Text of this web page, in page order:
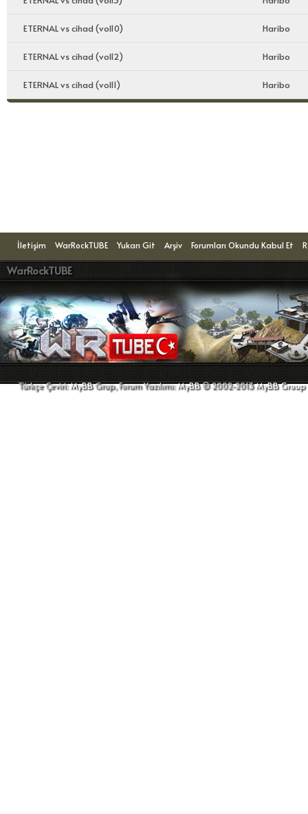
ETERNAL vs cihad (vol10) Haribo
ETERNAL vs cihad (vol12) Haribo
ETERNAL vs cihad (vol11) Haribo
İletişim WarRockTUBE Yukarı Git Arşiv Forumları Okundu Kabul Et
WarRockTUBE
Türkçe Çeviri:MyBBGrup, Forum Yazılımı:MyBB© 2002-2013MyBB Group